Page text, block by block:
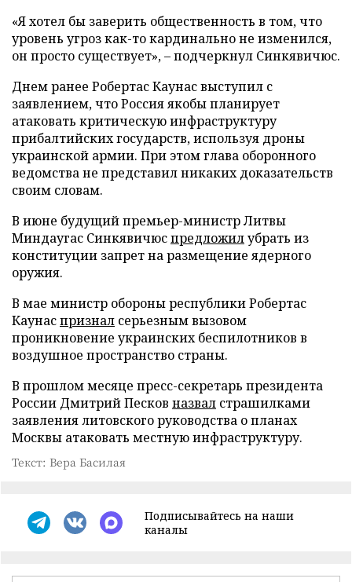
«Я хотел бы заверить общественность в том, что
уровень угроз как-то кардинально не изменился,
он просто существует», – подчеркнул Синкявичюс.
Днем ранее Робертас Каунас выступил с
заявлением, что Россия якобы планирует
атаковать критическую инфраструктуру
прибалтийских государств, используя дроны
украинской армии. При этом глава оборонного
ведомства не представил никаких доказательств
своим словам.
В июне будущий премьер-министр Литвы
Миндаугас Синкявичюспредложилубрать из
конституции запрет на размещение ядерного
оружия.
В мае министр обороны республики Робертас
Каунаспризнал серьезным вызовом
проникновение украинских беспилотников в
воздушное пространство страны.
В прошлом месяце пресс-секретарь президента
России Дмитрий Песков назвал страшилками
заявления литовского руководства о планах
Москвы атаковать местную инфраструктуру.
Текст: Вера Басилая
Подписывайтесь на наши
каналы